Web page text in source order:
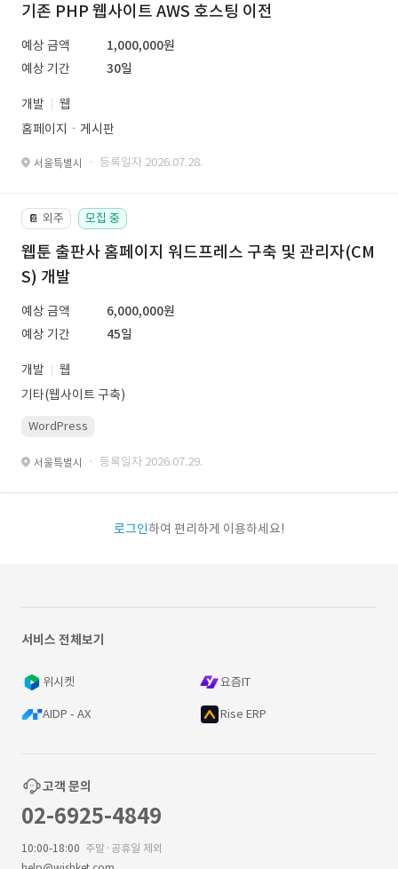
기존 PHP 웹사이트 AWS 호스팅 이전
예상 금액
1,000,000원
예상 기간
30일
개발
웹
홈페이지ㆍ게시판
서울특별시 · 등록일자 2026.07.28.
📔 외주 모집 중
웹툰 출판사 홈페이지 워드프레스 구축 및 관리자(CM
S) 개발
예상 금액
6,000,000원
예상 기간
45일
개발
웹
기타(웹사이트 구축)
WordPress
서울특별시 · 등록일자 2026.07.29.
로그인하여 편리하게 이용하세요!
서비스 전체보기
위시켓 요즘IT
AIDP - AX Rise ERP
고객 문의
02-6925-4849
10:00-18:00 주말·공휴일 제외